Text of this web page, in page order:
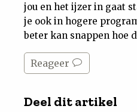
jou en het ijzer in gaat
je ook in hogere
beter kan snappen hoe
Reageer
Deel dit artikel